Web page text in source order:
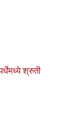
श्रुती